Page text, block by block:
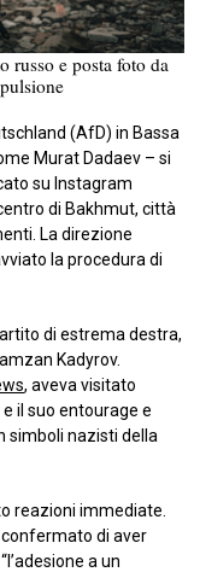
russo e posta foto da
(AfD) in Bassa
Murat Dadaev – si
su Instagram
di Bakhmut, città
La direzione
la procedura di
di estrema destra,
Kadyrov.
, aveva visitato
il suo entourage e
simboli nazisti della
reazioni immediate.
confermato di aver
a un